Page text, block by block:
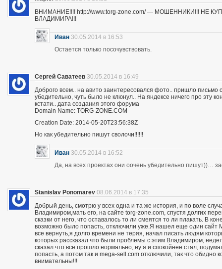
ВНИМАНИЕ!!!! http://www.torg-zone.com/ — МОШЕННИКИ!!! НЕ
ВЛАДИМИРА!!!
Иван 30.05.2014 в 16:53
Остается только посочувствовать.
Сергей Саватеев 30.05.2014 в 16:49
Доброго всем.. на авито заинтересовался фото.. пришло
убедительно, чуть было не клюнул.. На яндексе ничего про
кстати.. дата создания этого форума
Domain Name: TORG-ZONE.COM
Creation Date: 2014-05-20T23:56:38Z
Но как убедительно пишут сволочи!!!!!!
Иван 30.05.2014 в 16:52
Да, на всех проектах они оочень убедительно пишут))…
Stanislav Ponomarev 08.06.2014 в 17:35
Добрый день, смотрю у всех одна и та же история, и по воле
Владимиром,мать его, на сайте torg-zone.com, спустя долгих
сказки от него, что оставалось то ли смеятся то ли плакать. В
возможно было попасть, отключили уже.Я нашел еще один
все вернуть,я долго времени не теряя, начал писать людям
которых рассказал что были проблемы с этим Владимиром,
сказал что все прошло нормально, ну я и спокойнее стал,
попасть, а потом так и mega-sell.com отключили, так что обидно
внимательны!!!